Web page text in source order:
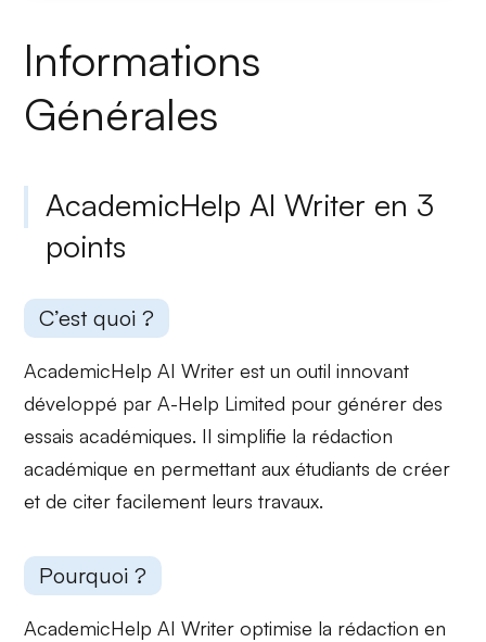
Informations
Générales
AcademicHelp AI Writer en 3
points
C’est quoi ?
AcademicHelp AI Writer est un outil innovant
développé par A-Help Limited pour générer des
essais académiques. Il simplifie la rédaction
académique en permettant aux étudiants de créer
et de citer facilement leurs travaux.
Pourquoi ?
AcademicHelp AI Writeroptimise la rédaction en